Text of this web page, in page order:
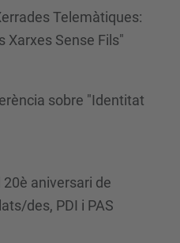
Telemàtiques:
Xarxes Sense Fils"
sobre "Identitat
aniversari de
des, PDI i PAS